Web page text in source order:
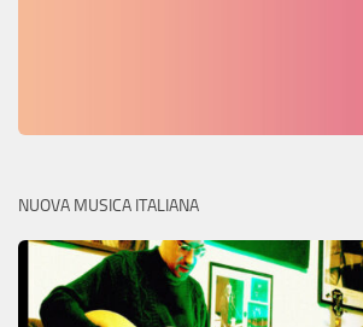
NUOVA MUSICA ITALIANA